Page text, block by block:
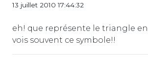
13 juillet 2010 17:44:32
eh! que représente le triangle
vois souvent ce symbole!!